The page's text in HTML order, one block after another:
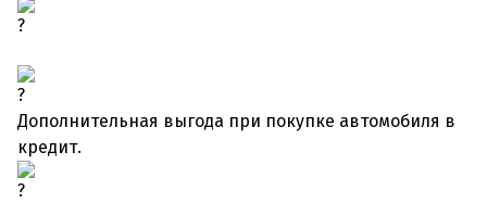
Дополнительная выгода при покупке автомобиля в
кредит.